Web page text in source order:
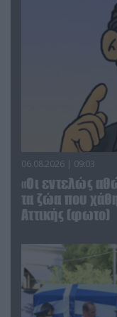
06.08.2026 | 09:03
«Οι εντελώς
τα ζώα που
Αττικής (φωτο)